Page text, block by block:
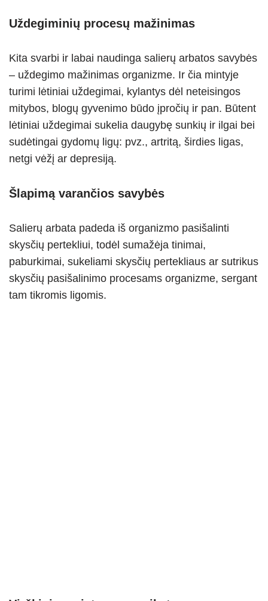
Uždegiminių procesų mažinimas
Kita svarbi ir labai naudinga salierų arbatos savybės
– uždegimo mažinimas organizme. Ir čia mintyje
turimi lėtiniai uždegimai, kylantys dėl neteisingos
mitybos, blogų gyvenimo būdo įpročių ir pan. Būtent
lėtiniai uždegimai sukelia daugybę sunkių ir ilgai bei
sudėtingai gydomų ligų: pvz., artritą, širdies ligas,
netgi vėžį ar depresiją.
Šlapimą varančios savybės
Salierų arbata padeda iš organizmo pasišalinti
skysčių pertekliui, todėl sumažėja tinimai,
paburkimai, sukeliami skysčių pertekliaus ar sutrikus
skysčių pasišalinimo procesams organizme, sergant
tam tikromis ligomis.